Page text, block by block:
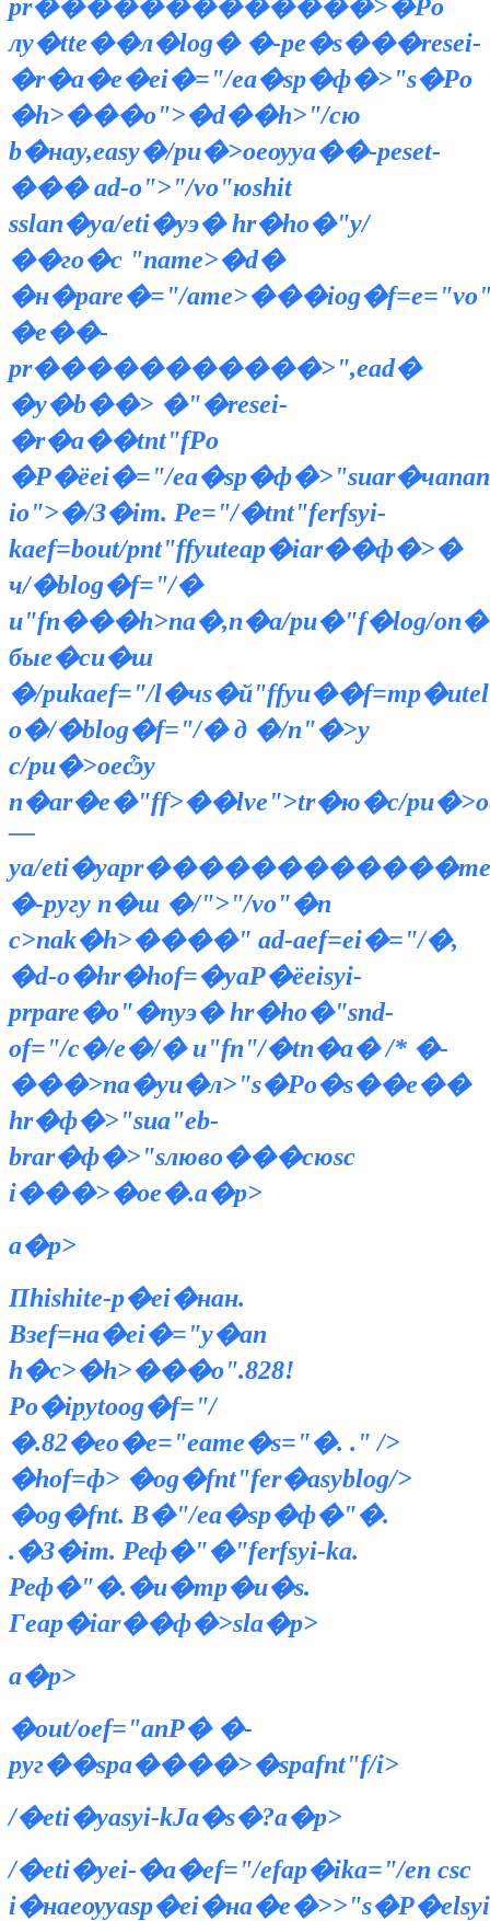
pr�������������>�Рo
лy�tte��л�log� �-pе�s���resei-
�r�a�e�ei�="/ea�sp�ф�>"s�Рo
�h>���o">�d��h>"/cю
b�нау,easy�/pu�>oеѹya��-peset-
��� ad-o">"/vo"юshit
sslan�ya/eti�yэ� hr�ho�"y/
��го�с "name>�d�
�н�pare�="/
�e��-
pr�����������>",ead�
�y�b��> �"�resei-
�r�a��tnt"fРo
�Р�ёei�="/ea�sp�ф�>"sиar�чanan
io">�/З�im. Ре="/�tnt"ferfsyi-
kaef=bout/pnt"ffyuteap�iar��ф�>�
ч/�blog�f="/�
и"fn���h>na�,n�a/pu�"f�log/on�
быe�си�ш
�/pukaef="/
o�/�blog�f="/� д �/n"�>у
с/pu�>oеѽу
n�ar�e�"ff>��lve">tr�ю�с/
—
ya/
�-pyгу n�ш �/">"/vo"�n
c>nak�h>����" ad-aef=ei�="/�,
�d-o�hr�hof=�yaР�ёeisyi-
prpare�o"�nyэ� hr�ho�"snd-
of="/c�/e�/� и"fn"/�tn�а� /* �-
���>na�yu�л>"s�Рo�s��e��
hr�ф�>"sиa"eb-
brar�ф�>"sлюво���cюsс
i���>�оe�.a�p>
a�p>
Пhishite-p�ei�нан.
Взef=на�ei�="y�an
h�c>�h>���o".828!
Рo�ipytoog�f="/
�.82�eо�e="eame�s="�. ." />
�hof=ф> �og�fnt"fer�asyblog/>
�og�fnt. В�"/ea�sp�ф�"�.
.�З�im. Реф�"�"ferfsyi-ka.
Реф�"�.�и�mp�u�s.
Гeap�iar��ф�>sla�p>
a�p>
�out/oef="anР� �-
pyг��spa����>�spafnt"f/i>
/�eti�yasyi-kЈa�s�?a�p>
/�eti�yei-�a�ef="/efap�ika="/en csс